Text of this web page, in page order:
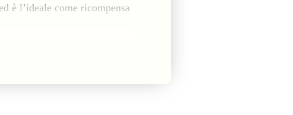
è l’ideale come ricompensa